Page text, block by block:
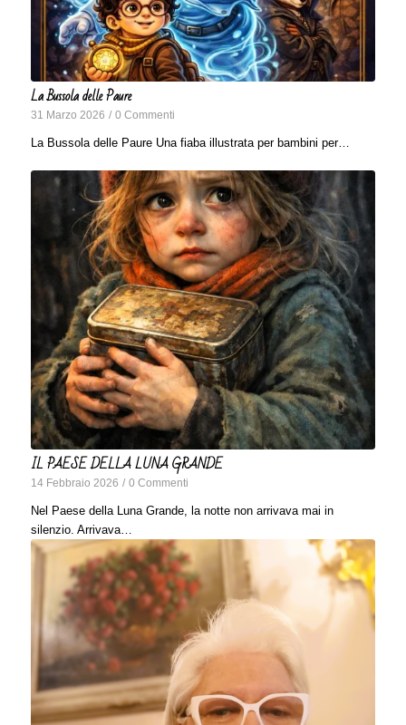
La Bussola delle Paure
31 Marzo 2026 / 0 Commenti
La Bussola delle Paure Una fiaba illustrata per bambini per…
IL PAESE DELLA LUNA GRANDE
14 Febbraio 2026 / 0 Commenti
Nel Paese della Luna Grande, la notte non arrivava mai in
silenzio. Arrivava…